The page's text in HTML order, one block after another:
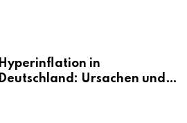
Hyperinflation in
Deutschland: Ursachen und